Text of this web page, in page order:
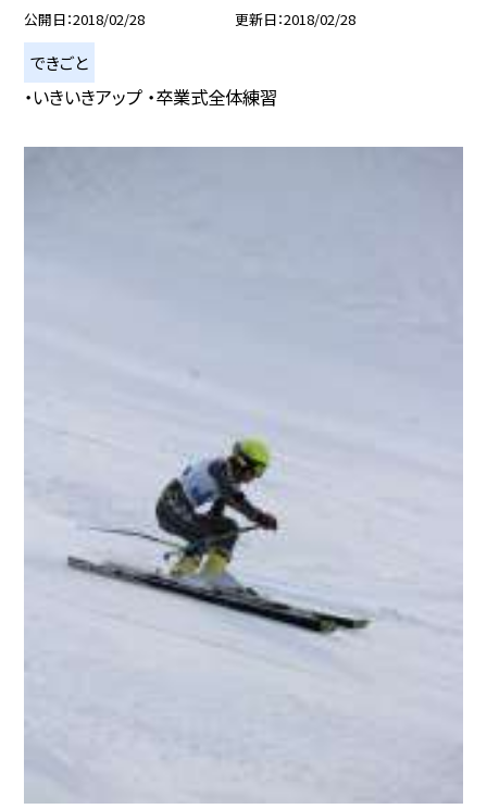
公開日 2018/02/28 更新日 2018/02/28
できごと
・いきいきアップ ・卒業式全体練習